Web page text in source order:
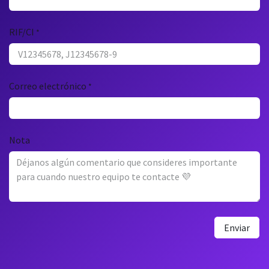
RIF/CI *
Correo electrónico *
Nota
Enviar